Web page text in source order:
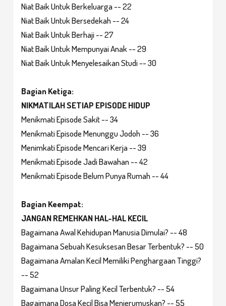
Niat Baik Untuk Berkeluarga -- 22
Niat Baik Untuk Bersedekah -- 24
Niat Baik Untuk Berhaji -- 27
Niat Baik Untuk Mempunyai Anak -- 29
Niat Baik Untuk Menyelesaikan Studi -- 30
Bagian Ketiga:
NIKMATILAH SETIAP EPISODE HIDUP
Menikmati Episode Sakit -- 34
Menikmati Episode Menunggu Jodoh -- 36
Menimkati Episode Mencari Kerja -- 39
Menikmati Episode Jadi Bawahan -- 42
Menikmati Episode Belum Punya Rumah -- 44
Bagian Keempat:
JANGAN REMEHKAN HAL-HAL KECIL
Bagaimana Awal Kehidupan Manusia Dimulai? -- 48
Bagaimana Sebuah Kesuksesan Besar Terbentuk? -- 50
Bagaimana Amalan Kecil Memiliki Penghargaan Tinggi?
-- 52
Bagaimana Unsur Paling Kecil Terbentuk? -- 54
Bagaimana Dosa Kecil Bisa Menjerumuskan? -- 55